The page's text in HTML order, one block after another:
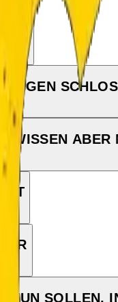
IST
WISSEN ABER
SOLLEN,